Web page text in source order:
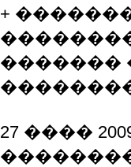
+
�������
27 ����